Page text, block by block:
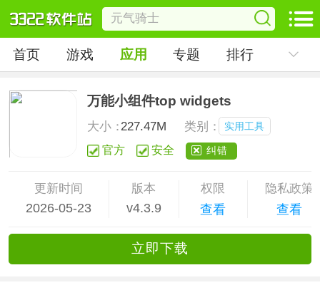
首页 游戏 应用 专题 排行
万能小组件top widgets
大小：227.47M 类别： 实用工具
官方 安全 纠错
更新时间
2026-05-23
版本
v4.3.9
权限
查看
隐私政策
查看
立即下载